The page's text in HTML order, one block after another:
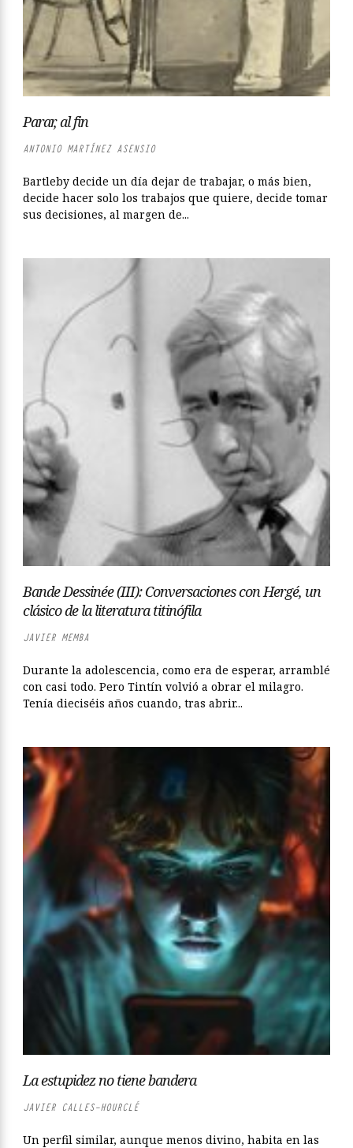
Parar, al fin
ANTONIO MARTÍNEZ ASENSIO
Bartleby decide un día dejar de trabajar, o más bien,
decide hacer solo los trabajos que quiere, decide tomar
sus decisiones, al margen de...
Bande Dessinée (III): Conversaciones con Hergé, un
clásico de la literatura titinófila
JAVIER MEMBA
Durante la adolescencia, como era de esperar, arramblé
con casi todo. Pero Tintín volvió a obrar el milagro.
Tenía dieciséis años cuando, tras abrir...
La estupidez no tiene bandera
JAVIER CALLES-HOURCLÉ
Un perfil similar, aunque menos divino, habita en las